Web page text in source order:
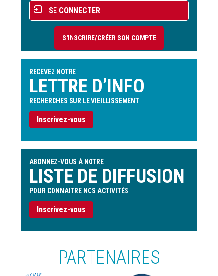
Menu
du
compte
l'utilisateur
SE CONNECTER
S'INSCRIRE/CRÉER SON COMPTE
RECEVEZ NOTRE
LETTRE D’INFO
RECHERCHES SUR LE VIEILLISSEMENT
Inscrivez-vous
ABONNEZ-VOUS À NOTRE
LISTE DE DIFFUSION
POUR CONNAITRE NOS ACTIVITÉS
Inscrivez-vous
PARTENAIRES